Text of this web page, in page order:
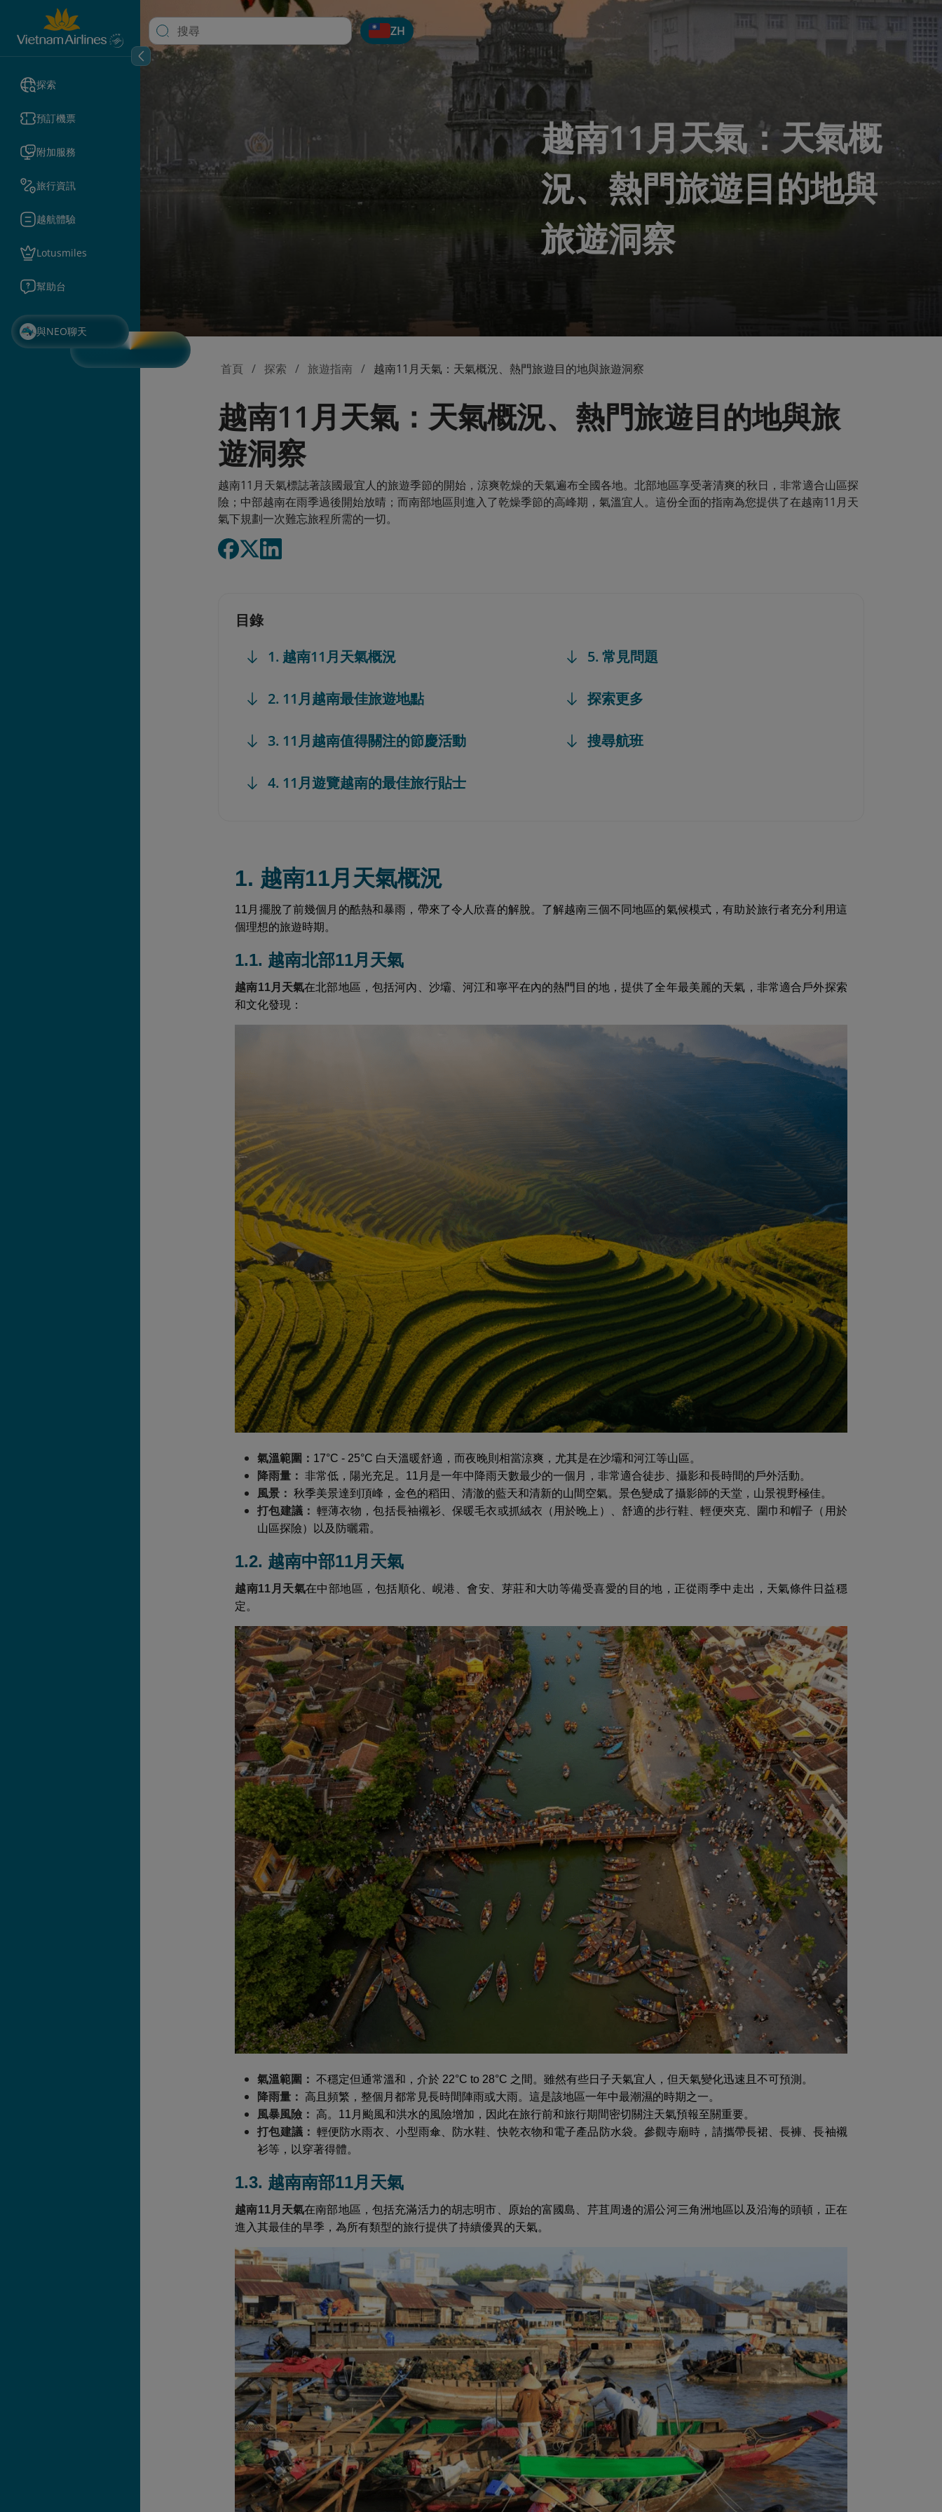
探索
預訂機票
附加服務
旅行資訊
越航體驗
Lotusmiles
幫助台
與NEO聊天
ZH
越南11月天氣：天氣概
況、熱門旅遊目的地與
旅遊洞察
首頁 探索 旅遊指南 越南11月天氣：天氣概況、熱門旅遊目的地與旅遊洞察
越南11月天氣：天氣概況、熱門旅遊目的地與旅
遊洞察
越南11月天氣標誌著該國最宜人的旅遊季節的開始，涼爽乾燥的天氣遍布全國各地。北部地區享受著清爽的秋日，非常適合山區探
險；中部越南在雨季過後開始放晴；而南部地區則進入了乾燥季節的高峰期，氣溫宜人。這份全面的指南為您提供了在越南11月天
氣下規劃一次難忘旅程所需的一切。
目錄
1. 越南11月天氣概況
2. 11月越南最佳旅遊地點
3. 11月越南值得關注的節慶活動
4. 11月遊覽越南的最佳旅行貼士
5. 常見問題
探索更多
搜尋航班
1. 越南11月天氣概況
11月擺脫了前幾個月的酷熱和暴雨，帶來了令人欣喜的解脫。了解越南三個不同地區的氣候模式，有助於旅行者充分利用這
個理想的旅遊時期。
1.1. 越南北部11月天氣
越南11月天氣在北部地區，包括河內、沙壩、河江和寧平在內的熱門目的地，提供了全年最美麗的天氣，非常適合戶外探索
和文化發現：
氣溫範圍： 17°C - 25°C 白天溫暖舒適，而夜晚則相當涼爽，尤其是在沙壩和河江等山區。
降雨量： 非常低，陽光充足。11月是一年中降雨天數最少的一個月，非常適合徒步、攝影和長時間的戶外活動。
風景： 秋季美景達到頂峰，金色的稻田、清澈的藍天和清新的山間空氣。景色變成了攝影師的天堂，山景視野極佳。
打包建議： 輕薄衣物，包括長袖襯衫、保暖毛衣或抓絨衣（用於晚上）、舒適的步行鞋、輕便夾克、圍巾和帽子（用於
山區探險）以及防曬霜。
1.2. 越南中部11月天氣
越南11月天氣在中部地區，包括順化、峴港、會安、芽莊和大叻等備受喜愛的目的地，正從雨季中走出，天氣條件日益穩
定。
氣溫範圍： 不穩定但通常溫和，介於 22°C to 28°C 之間。雖然有些日子天氣宜人，但天氣變化迅速且不可預測。
降雨量： 高且頻繁，整個月都常見長時間陣雨或大雨。這是該地區一年中最潮濕的時期之一。
風暴風險： 高。11月颱風和洪水的風險增加，因此在旅行前和旅行期間密切關注天氣預報至關重要。
打包建議： 輕便防水雨衣、小型雨傘、防水鞋、快乾衣物和電子產品防水袋。參觀寺廟時，請攜帶長裙、長褲、長袖襯
衫等，以穿著得體。
1.3. 越南南部11月天氣
越南11月天氣在南部地區，包括充滿活力的胡志明市、原始的富國島、芹苴周邊的湄公河三角洲地區以及沿海的頭頓，正在
進入其最佳的旱季，為所有類型的旅行提供了持續優異的天氣。